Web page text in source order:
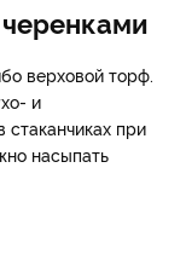
верховой торф.
и
при
насыпать